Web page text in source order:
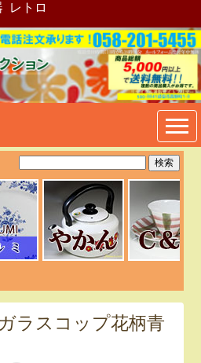
レトロ
ップ食器生活雑
フリマート
ラスコップ花柄青